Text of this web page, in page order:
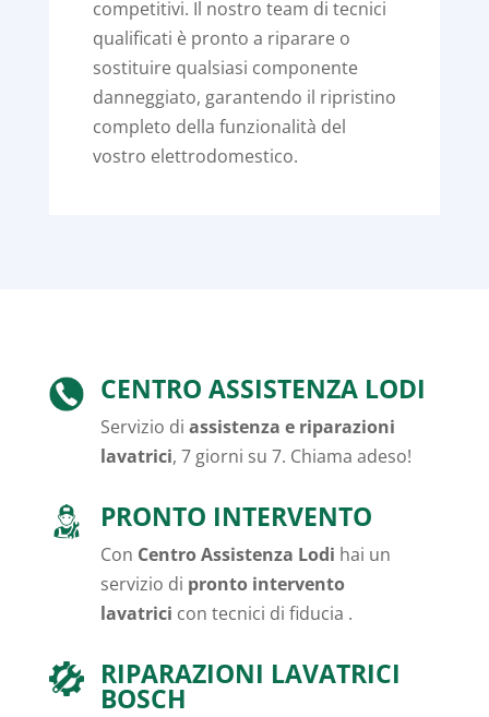
competitivi. Il nostro team di tecnici
qualificati è pronto a riparare o
sostituire qualsiasi componente
danneggiato, garantendo il ripristino
completo della funzionalità del
vostro elettrodomestico.
CENTRO ASSISTENZA LODI
Servizio di assistenza e riparazioni
lavatrici, 7 giorni su 7. Chiama adeso!
PRONTO INTERVENTO
Con Centro Assistenza Lodi hai un
servizio di pronto intervento
lavatrici con tecnici di fiducia .
RIPARAZIONI LAVATRICI
BOSCH